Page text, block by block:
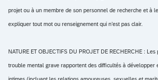
projet ou à un membre de son personnel de recherche et à
expliquer tout mot ou renseignement qui n’est pas clair.
NATURE ET OBJECTIFS DU PROJET DE RECHERCHE :
trouble mental grave rapportent des difficultés à développer